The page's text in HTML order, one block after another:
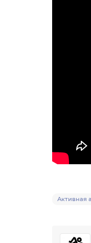
Активная